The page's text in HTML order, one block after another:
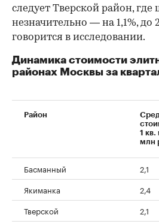
следует Тверской район, где
незначительно — на 1,1%, до
говорится в исследовании.
Динамика стоимости
районах Москвы за
Район
1 кв.
млн
Басманный 2,1
Якиманка
2,4
Тверской
2,1